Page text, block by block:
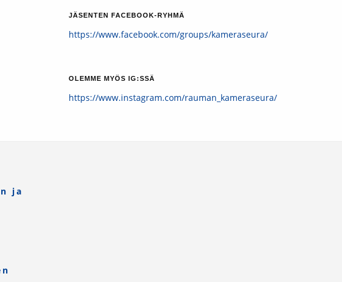
JÄSENTEN FACEBOOK-RYHMÄ
https://www.facebook.com/groups/kameraseura/
OLEMME MYÖS IG:SSÄ
https://www.instagram.com/rauman_kameraseura/
ja